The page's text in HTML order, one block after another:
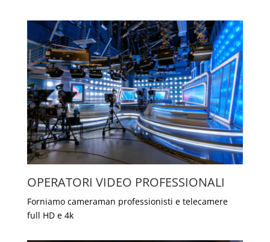
OPERATORI VIDEO PROFESSIONALI
Forniamo cameraman professionisti e telecamere
full HD e 4k